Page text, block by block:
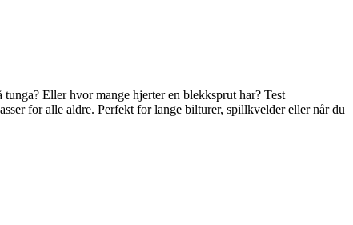
Eller hvor mange hjerter en blekksprut har? Test
for alle aldre. Perfekt for lange bilturer, spillkvelder eller når du